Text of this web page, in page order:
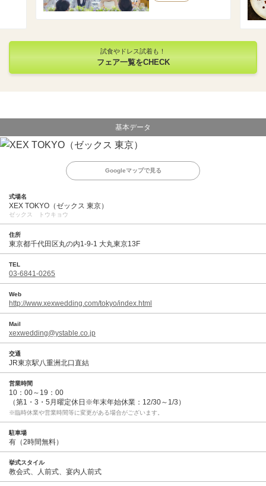
試食やドレス試着も！
フェア一覧をCHECK
基本データ
Googleマップで見る
式場名
XEX TOKYO（ゼックス 東京）
ゼックス トウキョウ
住所
東京都千代田区丸の内1-9-1 大丸東京13F
TEL
03-6841-0265
Web
http://www.xexwedding.com/tokyo/index.html
Mail
xexwedding@ystable.co.jp
交通
JR東京駅八重洲北口直結
営業時間
10：00～19：00
（第1・3・5月曜定休日※年末年始休業：12/30～1/3）
※臨時休業や営業時間等に変更がある場合がございます。
駐車場
有（2時間無料）
挙式スタイル
教会式、人前式、宴内人前式